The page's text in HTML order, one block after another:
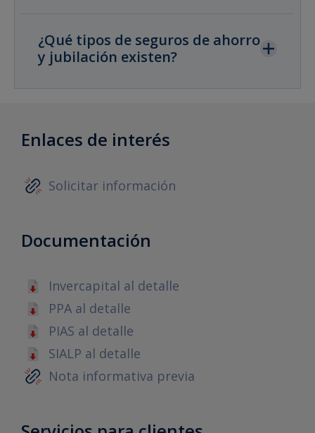
¿Qué tipos de seguros de ahorro
y jubilación existen?
Enlaces de interés
Solicitar información
Documentación
Invercapital al detalle
PPA al detalle
PIAS al detalle
SIALP al detalle
Nota informativa previa